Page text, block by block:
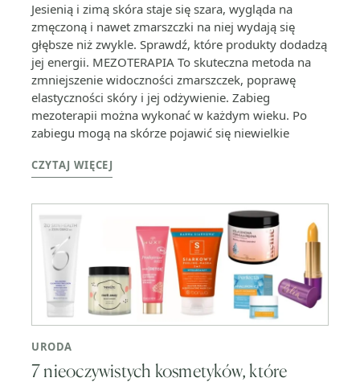
Jesienią i zimą skóra staje się szara, wygląda na
zmęczoną i nawet zmarszczki na niej wydają się
głębsze niż zwykle. Sprawdź, które produkty dodadzą
jej energii. MEZOTERAPIA To skuteczna metoda na
zmniejszenie widoczności zmarszczek, poprawę
elastyczności skóry i jej odżywienie. Zabieg
mezoterapii można wykonać w każdym wieku. Po
zabiegu mogą na skórze pojawić się niewielkie
CZYTAJ WIĘCEJ
URODA
7 nieoczywistych kosmetyków, które